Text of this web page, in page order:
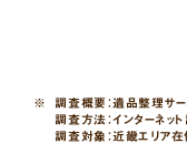
※ 調査概要：遺品整理サー
調査方法：インターネッ
調査対象：近畿エリア